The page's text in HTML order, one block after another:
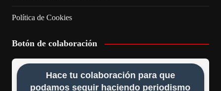
Política de Cookies
Botón de colaboración
Hace tu colaboración para que
podamos seguir haciendo periodismo